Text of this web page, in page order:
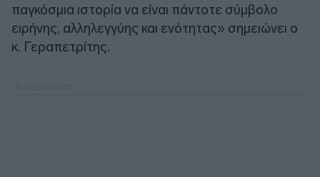
παγκόσμια ιστορία να είναι πάντοτε σύμβολο
ειρήνης, αλληλεγγύης και ενότητας» σημειώνει ο
κ. Γεραπετρίτης.